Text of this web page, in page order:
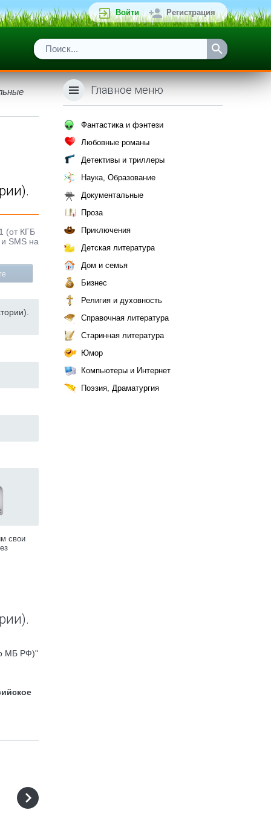
Войти Регистрация
(от КГБ
SMS на
свои
МБ РФ)"
Главное меню
Фантастика и фэнтези
Любовные романы
Детективы и триллеры
Наука, Образование
Документальные
Проза
Приключения
Детская литература
Дом и семья
Бизнес
Религия и духовность
Справочная литература
Старинная литература
Юмор
Компьютеры и Интернет
Поэзия, Драматургия